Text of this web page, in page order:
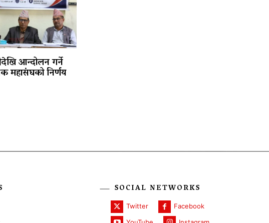
आन्दोलन गर्ने
महासंघको निर्णय
SOCIAL NETWORKS
Twitter
Facebook